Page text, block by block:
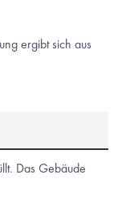
ergibt sich aus
Das Gebäude